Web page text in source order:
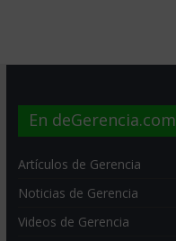
En deGerencia.com
Artículos de Gerencia
Noticias de Gerencia
Videos de Gerencia